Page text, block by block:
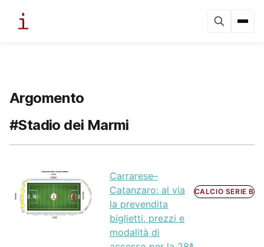
Argomento
#Stadio dei Marmi
Carrarese–
Catanzaro: al via
la prevendita
biglietti, prezzi e
modalità di
CALCIO SERIE B